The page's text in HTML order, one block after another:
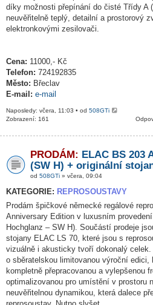
díky možnosti přepínání do čisté Třídy A
neuvěřitelně teplý, detailní a prostorový
elektronkovými zesilovači.
Cena: 11000,- Kč
Telefon: 724192835
Město: Břeclav
E-mail: e-mail
Naposledy: včera, 11:03 • od 508GTi
Zobrazení: 161
PRODÁM: ELAC BS 203
(SW H) + originální
od 508GTi » včera, 09:04
KATEGORIE: REPROSOUSTAVY
Prodám špičkové německé regálové
Anniversary Edition v luxusním
Hochglanz – SW H). Součástí prodeje
stojany ELAC LS 70, které jsou s
vizuálně i akusticky tvoří dokonalý
o sběratelskou limitovanou výroční edici,
kompletně přepracovanou a vylepšenou
optimalizovanou pro umístění v prostoru
neuvěřitelnou dynamikou, která dalece